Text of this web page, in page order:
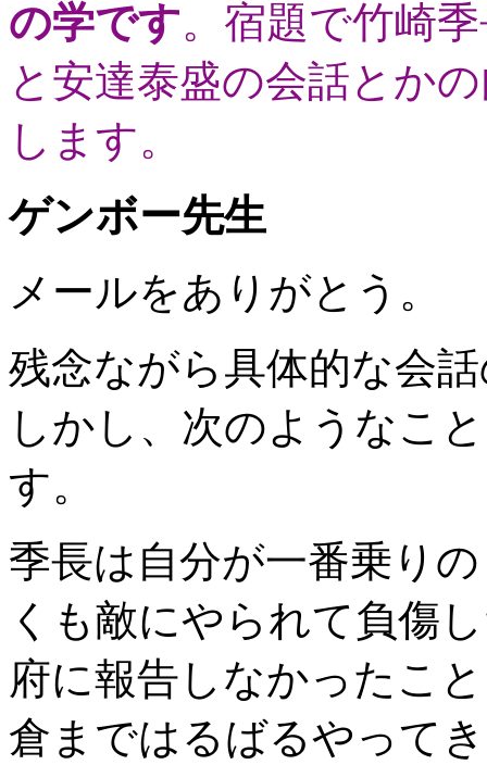
の学です。宿題で竹崎
と安達泰盛の会話とか
します。
ゲンボー先生
メールをありがとう。
残念ながら具体的な会
しかし、次のようなこ
す。
季長は自分が一番乗り
くも敵にやられて負傷
府に報告しなかったこ
倉まではるばるやって